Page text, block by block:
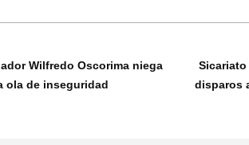
Wilfredo Oscorima niega
ola de inseguridad
disparos